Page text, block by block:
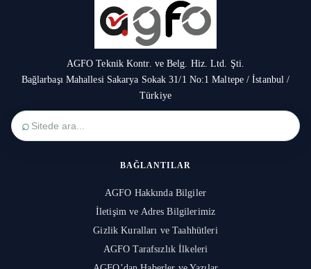
AGFO Teknik Kontr. ve Belg. Hiz. Ltd. Şti.
Bağlarbaşı Mahallesi Sakarya Sokak 31/1 No:1 Maltepe / İstanbul /
Türkiye
⌕
BAĞLANTILAR
AGFO Hakkında Bilgiler
İletişim ve Adres Bilgilerimiz
Gizlik Kuralları ve Taahhütleri
AGFO Tarafsızlık İlkeleri